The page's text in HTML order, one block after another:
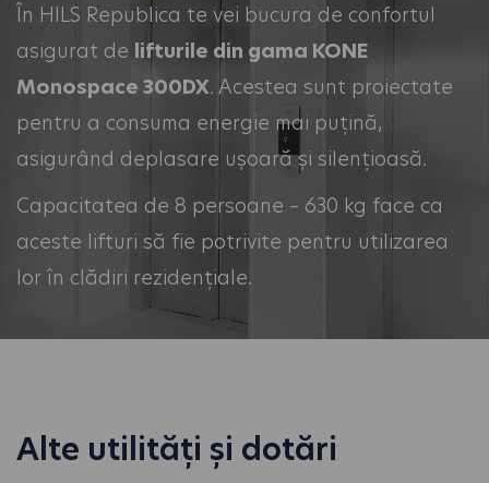
În HILS Republica te vei bucura de confortul
asigurat de lifturile din gama KONE
Monospace 300DX. Acestea sunt proiectate
pentru a consuma energie mai puțină,
asigurând deplasare ușoară și silențioasă.
Capacitatea de 8 persoane – 630 kg face ca
aceste lifturi să fie potrivite pentru utilizarea
lor în clădiri rezidențiale.
Alte utilități și dotări